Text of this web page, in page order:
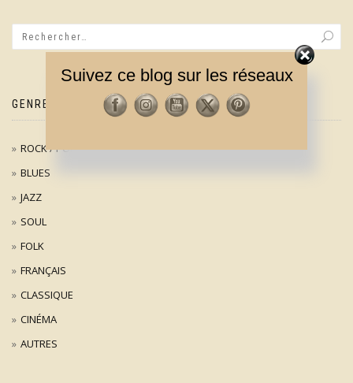
GENRES MUSICAUX
ROCK / POP
BLUES
JAZZ
SOUL
FOLK
FRANÇAIS
CLASSIQUE
CINÉMA
AUTRES
Suivez ce blog sur les réseaux